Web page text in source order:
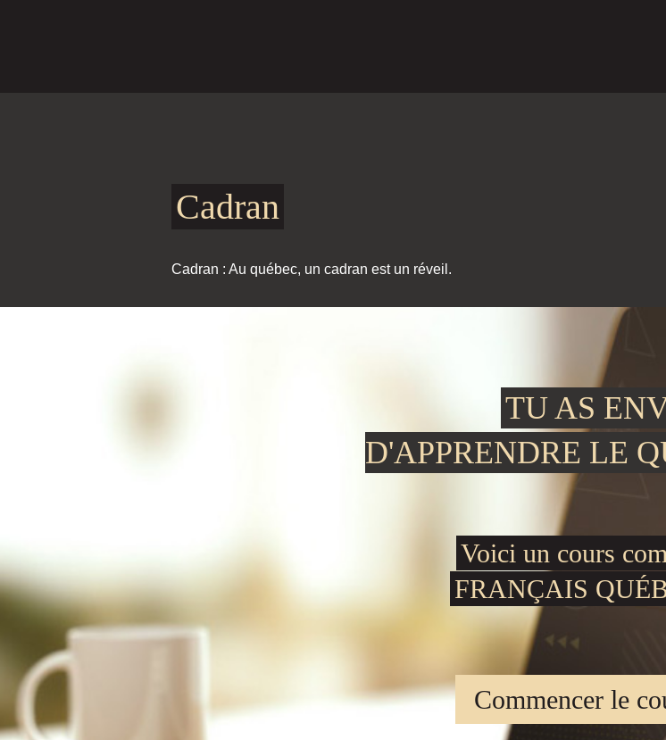
Cadran
Cadran : Au québec, un cadran est un réveil.
TU AS
D'APPRENDRE LE
Voici un cours
FRANÇAIS
Commencer le